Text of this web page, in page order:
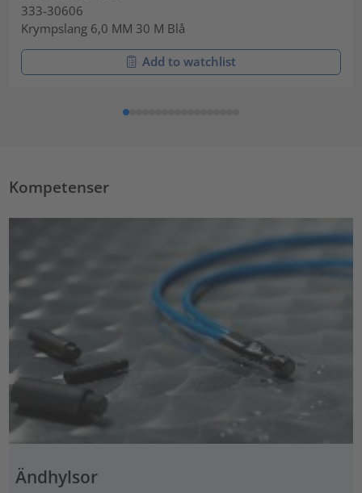
333-30606
Krympslang 6,0 MM 30 M Blå
Add to watchlist
Kompetenser
Ändhylsor